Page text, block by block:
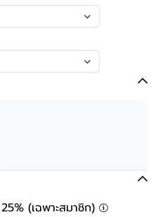
(เฉพาะสมาชิก)